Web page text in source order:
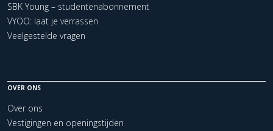
SBK Young – studentenabonnement
VYOO: laat je verrassen
Veelgestelde vragen
OVER ONS
Over ons
Vestigingen en openingstijden